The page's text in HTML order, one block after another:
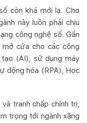
còn khá mới lạ. Cho
này luôn phải chịu
công nghệ số. Gần
cửa cho các công
(AI), sử dụng máy
động hóa (RPA), Học
tranh chấp chính trị,
trọng tới ngành xăng